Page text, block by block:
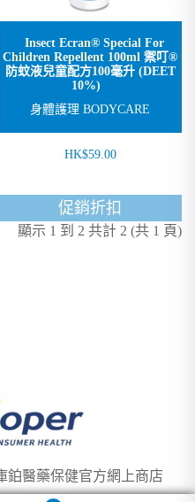
Insect Ecran® Special For
Children Repellent 100ml 禦叮®
防蚊液兒童配方100毫升 (DEET
10%)
身體護理 BODYCARE
HK$59.00
促銷折扣
顯示 1 到 2 共計 2 (共 1 頁)
鉑醫藥保健官方網上商店